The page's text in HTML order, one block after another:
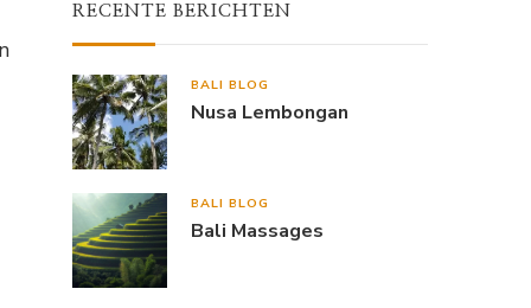
RECENTE BERICHTEN
BALI BLOG
Nusa Lembongan
BALI BLOG
Bali Massages